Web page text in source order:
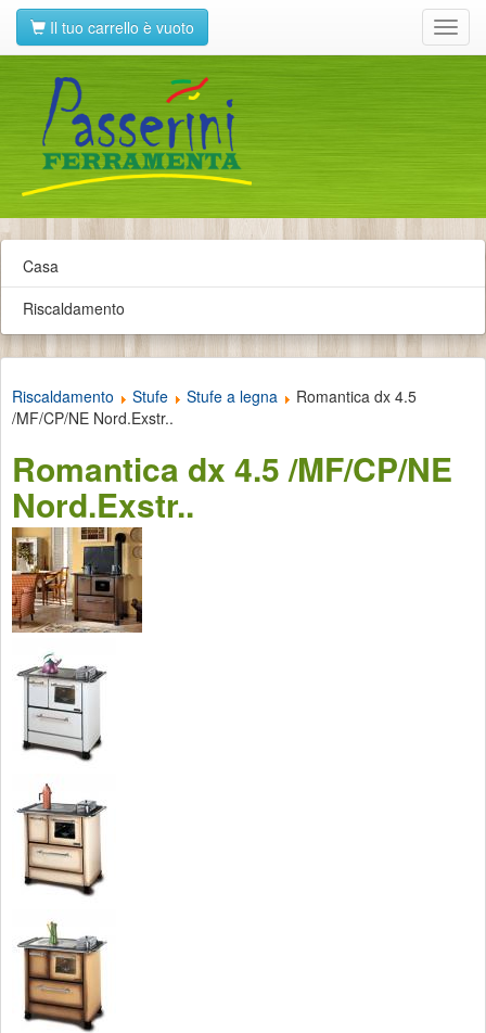
Il tuo carrello è vuoto
Casa
Riscaldamento
Riscaldamento Stufe Stufe a legna
Romantica dx 4.5
/MF/CP/NE Nord.Exstr..
Romantica dx 4.5 /MF/CP/NE
Nord.Exstr..